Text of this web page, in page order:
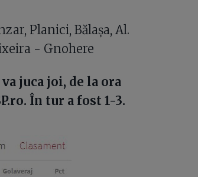
Planici, Bălașa, Al.
- Gnohere
juca joi, de la ora
În tur a fost 1-3.